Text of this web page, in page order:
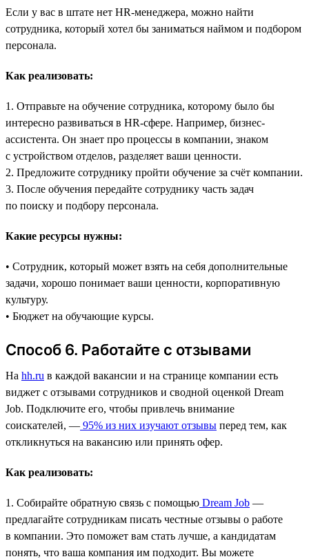
Если у вас в штате нет HR-менеджера, можно найти
сотрудника, который хотел бы заниматься наймом и подбором
персонала.
Как реализовать:
1. Отправьте на обучение сотрудника, которому было бы
интересно развиваться в HR-сфере. Например, бизнес-
ассистента. Он знает про процессы в компании, знаком
с устройством отделов, разделяет ваши ценности.
2. Предложите сотруднику пройти обучение за счёт компании.
3. После обучения передайте сотруднику часть задач
по поиску и подбору персонала.
Какие ресурсы нужны:
• Сотрудник, который может взять на себя дополнительные
задачи, хорошо понимает ваши ценности, корпоративную
культуру.
• Бюджет на обучающие курсы.
Способ 6. Работайте с отзывами
На hh.ru в каждой вакансии и на странице компании есть
виджет с отзывами сотрудников и сводной оценкой Dream
Job. Подключите его, чтобы привлечь внимание
соискателей, — 95% из них изучают отзывы перед тем, как
откликнуться на вакансию или принять офер.
Как реализовать:
1. Собирайте обратную связь с помощью Dream Job —
предлагайте сотрудникам писать честные отзывы о работе
в компании. Это поможет вам стать лучше, а кандидатам
понять, что ваша компания им подходит. Вы можете